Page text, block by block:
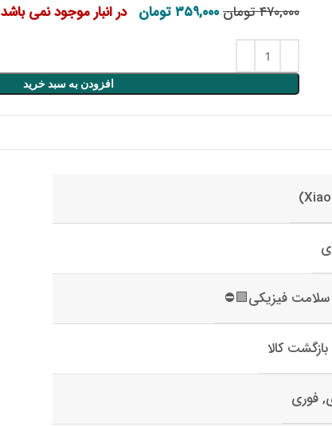
۴۷۰,۰۰۰تومان قیمت اصلی: ۴۷۰,۰۰۰ تومان بود.
۳۵۹,۰۰۰تومان قیمت فعلی: ۳۵۹,۰۰۰ تومان.
در انبار موجود نمی باشد
افزودن به سبد خرید
فیزیکی🟩⛔
فوری